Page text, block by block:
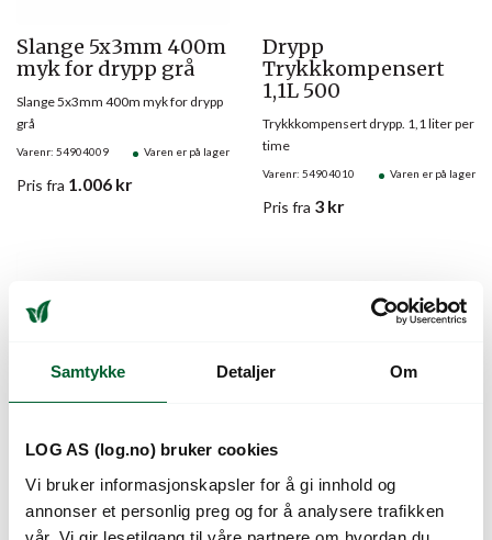
Samtykke Detaljer Om
LOG AS (log.no) bruker cookies
Vi bruker informasjonskapsler for å gi innhold og
annonser et personlig preg og for å analysere trafikken
Slange 5x3mm 400m
myk for drypp grå
Varenr: 54904009 Varen er på lager
Slange 5x3mm 400m myk for drypp
grå
Pris fra 1.006 kr
Drypp
Trykkkompensert
1,1L 500
Varenr: 54904010 Varen er på lager
Trykkkompensert drypp. 1,1 liter per
time
Pris fra 3 kr
Blindplugg 4mm
(500)
Rundt dryppsett
iCirkle